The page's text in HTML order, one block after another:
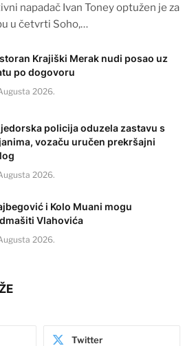
napadač Ivan Toney optužen je za
u četvrti Soho,…
Krajiški Merak nudi posao uz
po dogovoru
2026.
policija oduzela zastavu s
vozaču uručen prekršajni
2026.
i Kolo Muani mogu
Vlahovića
2026.
Twitter